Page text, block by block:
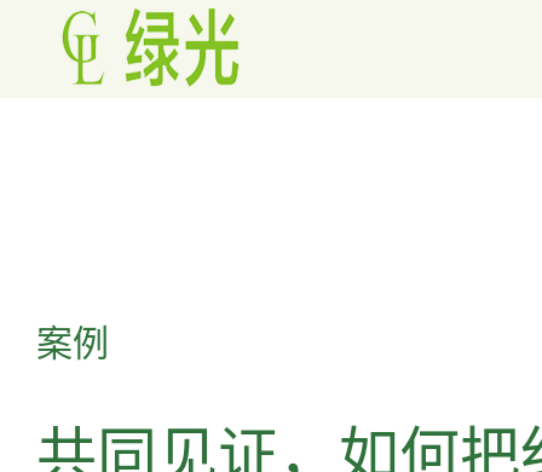
案例
共同见证，如何把